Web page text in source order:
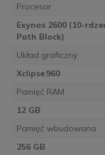
Procesor
Exynos 2600 (10-
Path Block)
Układ graficzny
Xclipse 960
Pamięć RAM
12 GB
Pamięć wbudowana
256 GB